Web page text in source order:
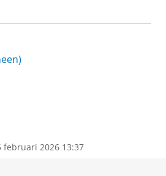
februari 2026 13:37